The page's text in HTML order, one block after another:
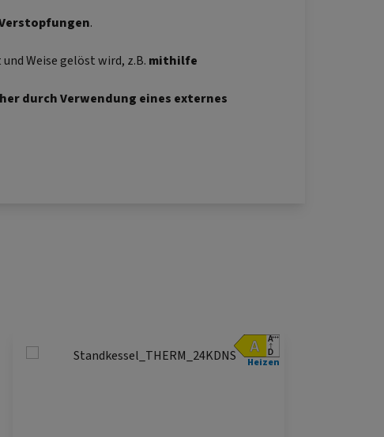
.
Weise gelöst wird, z.B. mithilfe
durch Verwendung eines externes
Heizen